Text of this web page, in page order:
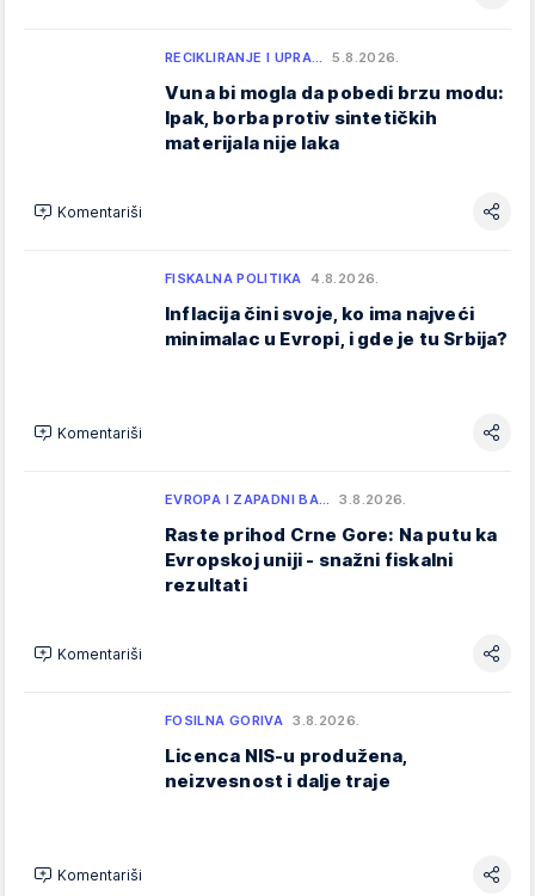
RECIKLIRANJE I UPRA… 5.8.2026.
Vuna bi mogla da pobedi brzu modu:
Ipak, borba protiv sintetičkih
materijala nije laka
Komentariši
FISKALNA POLITIKA 4.8.2026.
Inflacija čini svoje, ko ima najveći
minimalac u Evropi, i gde je tu Srbija?
Komentariši
EVROPA I ZAPADNI BA… 3.8.2026.
Raste prihod Crne Gore: Na putu ka
Evropskoj uniji - snažni fiskalni
rezultati
Komentariši
FOSILNA GORIVA 3.8.2026.
Licenca NIS-u produžena,
neizvesnost i dalje traje
Komentariši